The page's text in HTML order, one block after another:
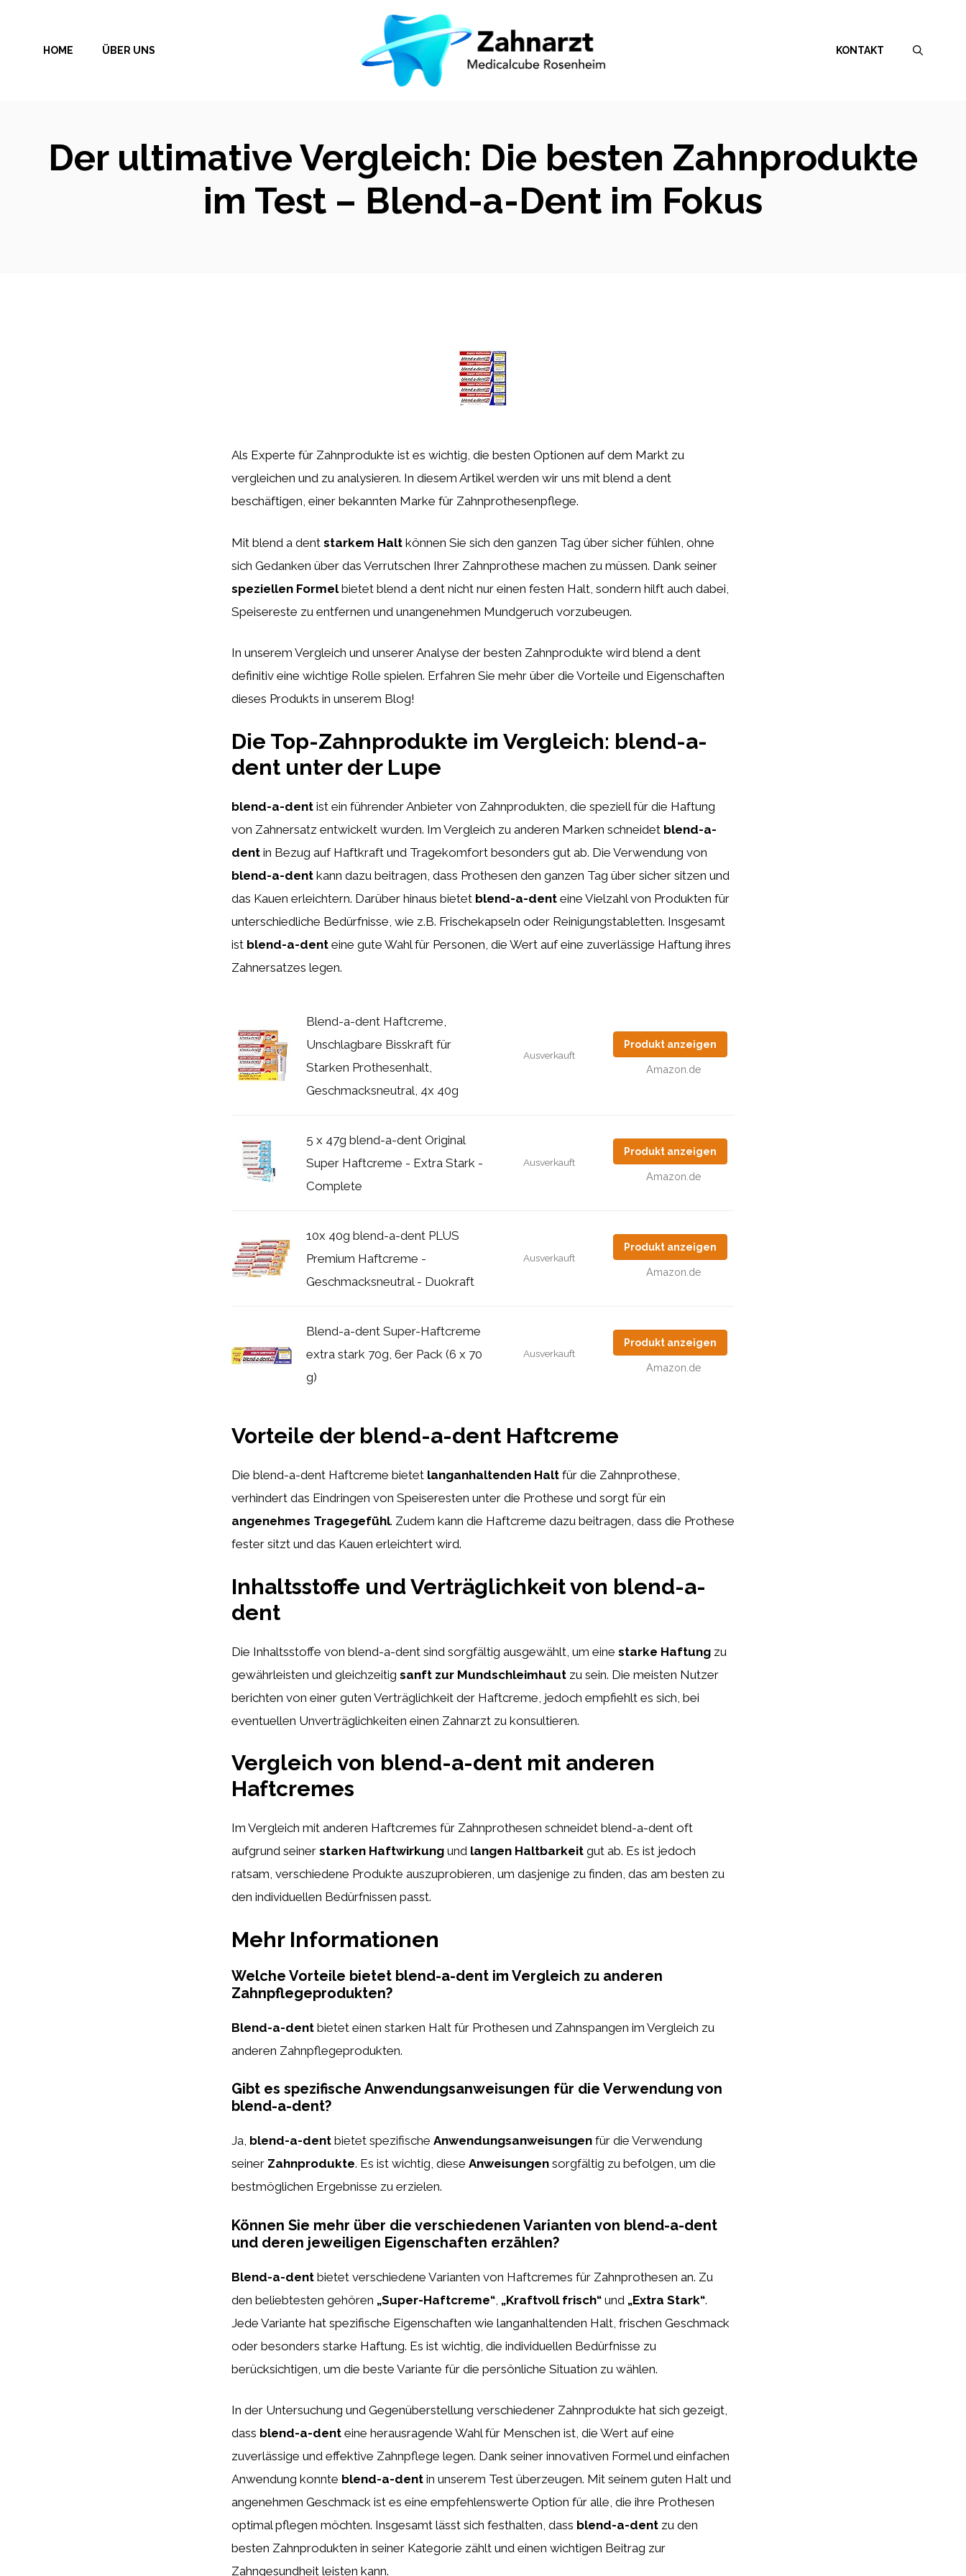
springenHOME ÜBER UNS KONTAKT
Der ultimative Vergleich: Die besten Zahnprodukte
im Test – Blend-a-Dent im Fokus
Als Experte für Zahnprodukte ist es wichtig, die besten Optionen auf dem Markt zu
vergleichen und zu analysieren. In diesem Artikel werden wir uns mit blend a dent
beschäftigen, einer bekannten Marke für Zahnprothesenpflege.
Mit blend a dent starkem Halt können Sie sich den ganzen Tag über sicher fühlen, ohne
sich Gedanken über das Verrutschen Ihrer Zahnprothese machen zu müssen. Dank seiner
speziellen Formelbietet blend a dent nicht nur einen festen Halt, sondern hilft auch dabei,
Speisereste zu entfernen und unangenehmen Mundgeruch vorzubeugen.
In unserem Vergleich und unserer Analyse der besten Zahnprodukte wird blend a dent
definitiv eine wichtige Rolle spielen. Erfahren Sie mehr über die Vorteile und Eigenschaften
dieses Produkts in unserem Blog!
Die Top-Zahnprodukte im Vergleich: blend-a-
dent unter der Lupe
blend-a-dent ist ein führender Anbieter von Zahnprodukten, die speziell für die Haftung
von Zahnersatz entwickelt wurden. Im Vergleich zu anderen Marken schneidet blend-a-
dent in Bezug auf Haftkraft und Tragekomfort besonders gut ab. Die Verwendung von
blend-a-dent kann dazu beitragen, dass Prothesen den ganzen Tag über sicher sitzen und
das Kauen erleichtern. Darüber hinaus bietet blend-a-dent eine Vielzahl von Produkten für
unterschiedliche Bedürfnisse, wie z.B. Frischekapseln oder Reinigungstabletten. Insgesamt
ist blend-a-dent eine gute Wahl für Personen, die Wert auf eine zuverlässige Haftung ihres
Zahnersatzes legen.
Blend-a-dent Haftcreme,
Unschlagbare Bisskraft für
Starken Prothesenhalt,
Geschmacksneutral, 4x 40g
Ausverkauft
Produkt anzeigen
Amazon.de
5 x 47g blend-a-dent Original
Super Haftcreme - Extra Stark -
Complete
Ausverkauft
Produkt anzeigen
Amazon.de
10x 40g blend-a-dent PLUS
Premium Haftcreme -
Geschmacksneutral - Duokraft
Ausverkauft
Produkt anzeigen
Amazon.de
Blend-a-dent Super-Haftcreme
extra stark 70g, 6er Pack (6 x 70
g)
Ausverkauft
Produkt anzeigen
Amazon.de
Vorteile der blend-a-dent Haftcreme
Die blend-a-dent Haftcreme bietet langanhaltenden Halt für die Zahnprothese,
verhindert das Eindringen von Speiseresten unter die Prothese und sorgt für ein
angenehmes Tragegefühl. Zudem kann die Haftcreme dazu beitragen, dass die Prothese
fester sitzt und das Kauen erleichtert wird.
Inhaltsstoffe und Verträglichkeit von blend-a-
dent
Die Inhaltsstoffe von blend-a-dent sind sorgfältig ausgewählt, um eine starke Haftung zu
gewährleisten und gleichzeitig sanft zur Mundschleimhaut zu sein. Die meisten Nutzer
berichten von einer guten Verträglichkeit der Haftcreme, jedoch empfiehlt es sich, bei
eventuellen Unverträglichkeiten einen Zahnarzt zu konsultieren.
Vergleich von blend-a-dent mit anderen
Haftcremes
Im Vergleich mit anderen Haftcremes für Zahnprothesen schneidet blend-a-dent oft
aufgrund seiner starken Haftwirkung und langen Haltbarkeit gut ab. Es ist jedoch
ratsam, verschiedene Produkte auszuprobieren, um dasjenige zu finden, das am besten zu
den individuellen Bedürfnissen passt.
Mehr Informationen
Welche Vorteile bietet blend-a-dent im Vergleich zu anderen
Zahnpflegeprodukten?
Blend-a-dent bietet einen starken Halt für Prothesen und Zahnspangen im Vergleich zu
anderen Zahnpflegeprodukten.
Gibt es spezifische Anwendungsanweisungen für die Verwendung von
blend-a-dent?
Ja, blend-a-dent bietet spezifische Anwendungsanweisungen für die Verwendung
seiner Zahnprodukte. Es ist wichtig, diese Anweisungen sorgfältig zu befolgen, um die
bestmöglichen Ergebnisse zu erzielen.
Können Sie mehr über die verschiedenen Varianten von blend-a-dent
und deren jeweiligen Eigenschaften erzählen?
Blend-a-dent bietet verschiedene Varianten von Haftcremes für Zahnprothesen an. Zu
den beliebtesten gehören „Super-Haftcreme“ „Kraftvoll frisch“ und „Extra Stark“.
Jede Variante hat spezifische Eigenschaften wie langanhaltenden Halt, frischen Geschmack
oder besonders starke Haftung. Es ist wichtig, die individuellen Bedürfnisse zu
berücksichtigen, um die beste Variante für die persönliche Situation zu wählen.
In der Untersuchung und Gegenüberstellung verschiedener Zahnprodukte hat sich gezeigt,
dass blend-a-dent eine herausragende Wahl für Menschen ist, die Wert auf eine
zuverlässige und effektive Zahnpflege legen. Dank seiner innovativen Formel und einfachen
Anwendung konnte blend-a-dent in unserem Test überzeugen. Mit seinem guten Halt und
angenehmen Geschmack ist es eine empfehlenswerte Option für alle, die ihre Prothesen
optimal pflegen möchten. Insgesamt lässt sich festhalten, dass blend-a-dent zu den
besten Zahnprodukten in seiner Kategorie zählt und einen wichtigen Beitrag zur
Zahngesundheit leisten kann.